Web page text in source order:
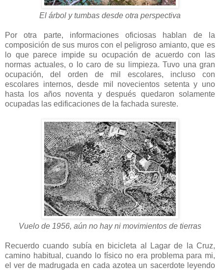
El árbol y tumbas desde otra perspectiva
Por otra parte, informaciones oficiosas hablan de la
composición de sus muros con el peligroso amianto, que es
lo que parece impide su ocupación de acuerdo con las
normas actuales, o lo caro de su limpieza. Tuvo una gran
ocupación, del orden de mil escolares, incluso con
escolares internos, desde mil novecientos setenta y uno
hasta los años noventa y después quedaron solamente
ocupadas las edificaciones de la fachada sureste.
Vuelo de 1956, aún no hay ni movimientos de tierras
Recuerdo cuando subía en bicicleta al Lagar de la Cruz,
camino habitual, cuando lo físico no era problema para mi,
el ver de madrugada en cada azotea un sacerdote leyendo